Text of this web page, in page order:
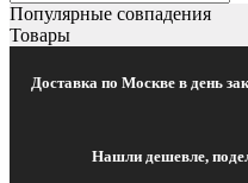
Популярные совпадения
Товары
Доставка по Москве в день
Нашли дешевле,